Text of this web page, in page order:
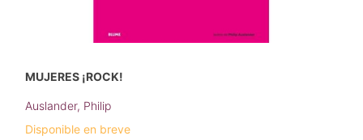
MUJERES ¡ROCK!
Auslander, Philip
Disponible en breve